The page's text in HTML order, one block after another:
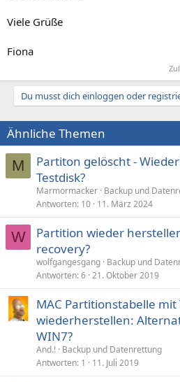
Viele Grüße
Fiona
Du musst dich einloggen oder
Ähnliche Themen
M
Partiton gelöscht -
Testdisk?
Marmormacker Backup und
Antworten 10 11. März 2024
W
Partition wieder
recovery?
wolfgangesgang Backup und
Antworten 6 21. Oktober 2019
MAC Partitionstabelle mit
wiederherstellen:
WIN7?
And.! Backup und Datenrettung
Antworten 1 11. Juli 2019